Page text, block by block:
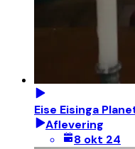
Eise Eisinga
Aflevering
8 okt 24